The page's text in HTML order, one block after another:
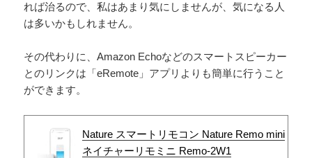
れば治るので、私はあまり気にしませんが、気になる人
は多いかもしれません。
その代わりに、Amazon Echoなどのスマートスピーカー
とのリンクは「eRemote」アプリよりも簡単に行うこと
ができます。
Nature スマートリモコン Nature Remo mini
ネイチャーリモミニ Remo-2W1